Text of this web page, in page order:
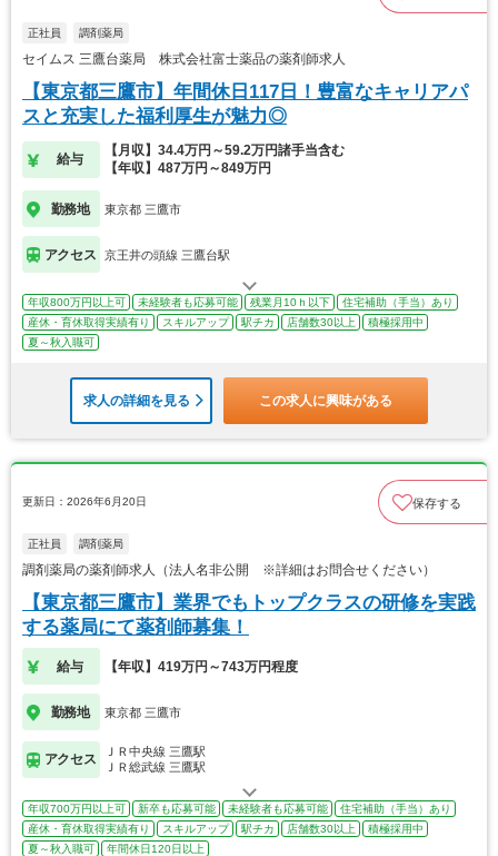
正社員 調剤薬局
セイムス 三鷹台薬局 株式会社富士薬品の薬剤師求人
【東京都三鷹市】年間休日117日！豊富なキャリアパ
スと充実した福利厚生が魅力◎
給与
【月収】34.4万円～59.2万円諸手当含む
【年収】487万円～849万円
勤務地 東京都 三鷹市
アクセス 京王井の頭線 三鷹台駅
年収800万円以上可 未経験者も応募可能 残業月10ｈ以下
住宅補助（手当）あり
産休・育休取得実績有り
スキルアップ 駅チカ 店舗数30以上
積極採用中
夏～秋入職可
求人の詳細を見る この求人に興味がある
更新日：2026年6月20日 保存する
正社員 調剤薬局
調剤薬局の薬剤師求人（法人名非公開 ※詳細はお問合せください）
【東京都三鷹市】業界でもトップクラスの研修を実践
する薬局にて薬剤師募集！
給与 【年収】419万円～743万円程度
勤務地 東京都 三鷹市
アクセス
ＪＲ中央線 三鷹駅
ＪＲ総武線 三鷹駅
年収700万円以上可 新卒も応募可能 未経験者も応募可能
住宅補助（手当）あり
産休・育休取得実績有り
スキルアップ 駅チカ 店舗数30以上
積極採用中
夏～秋入職可
年間休日120日以上